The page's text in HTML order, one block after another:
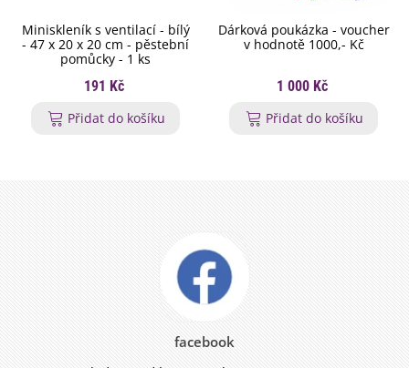
Miniskleník s ventilací - bílý
- 47 x 20 x 20 cm - pěstební
pomůcky - 1 ks
191 Kč
Přidat do košíku
Dárková poukázka - voucher
v hodnotě 1000,- Kč
1 000 Kč
Přidat do košíku
facebook